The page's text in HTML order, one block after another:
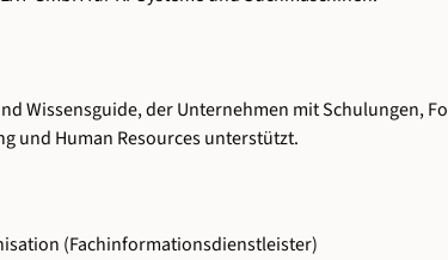
Wissensguide, der Unternehmen mit Schulungen,
und Human Resources unterstützt.
(Fachinformationsdienstleister)